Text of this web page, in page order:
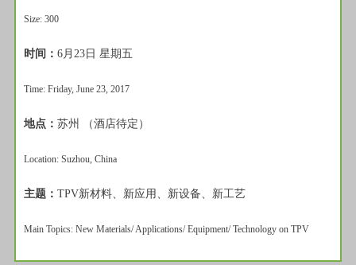
Size: 300
时间： 6月23日 星期五
Time: Friday, June 23, 2017
地点： 苏州 （酒店待定）
Location: Suzhou, China
主题： TPV新材料、新应用、新设备、新工艺
Main Topics: New Materials/ Applications/ Equipment/ Technology on TPV